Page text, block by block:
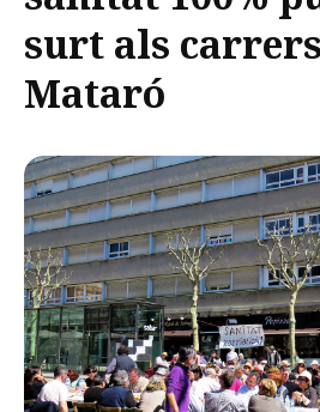
surt als
Mataró